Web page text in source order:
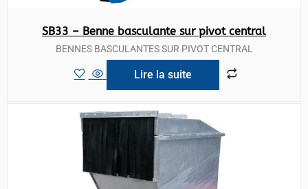
SB33 – Benne basculante sur pivot central
BENNES BASCULANTES SUR PIVOT CENTRAL
Lire la suite